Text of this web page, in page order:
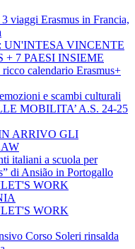
viaggi Erasmus in Francia,
VINCENTE
+ 7 PAESI INSIEME
calendario Erasmus+
e scambi culturali
MOBILITA’ A.S. 24-25
ARRIVO GLI
italiani a scuola per
di Ansião in Portogallo
WORK
WORK
Corso Soleri rinsalda